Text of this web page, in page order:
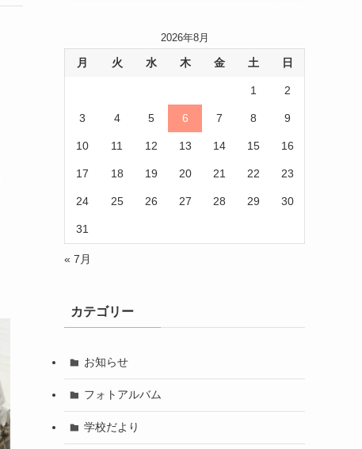
2026年8月
月 火 水 木 金 土 日
1 2
3 4 5 6 7 8 9
10 11 12 13 14 15 16
17 18 19 20 21 22 23
24 25 26 27 28 29 30
31
« 7月
カテゴリー
お知らせ
フォトアルバム
学校だより